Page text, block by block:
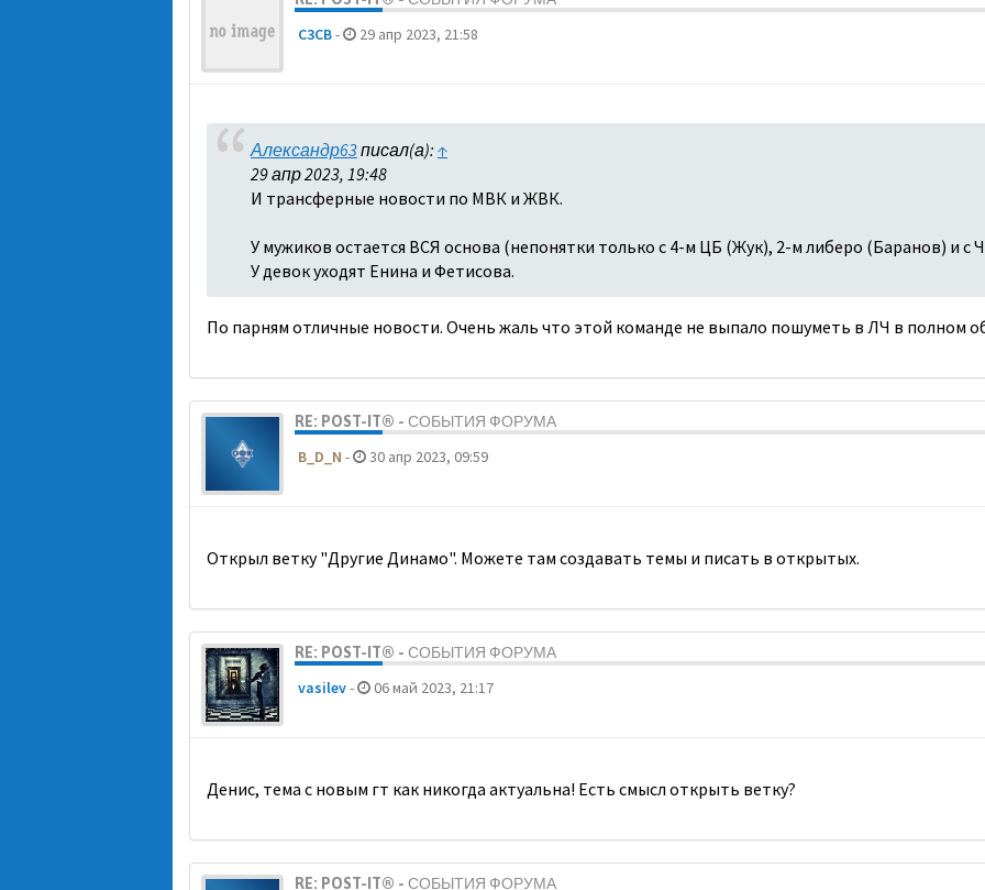
C3CB- 29 апр 2023, 21:58
Александр63писал(а): ↑
29 апр 2023, 19:48
И трансферные новости по МВК и ЖВК.
У мужиков остается ВСЯ основа (непонятки только с 4-м ЦБ (Жук), 2-м либеро (Баранов) и с
У девок уходят Енина и Фетисова.
По парням отличные новости. Очень жаль что этой команде не выпало пошуметь в ЛЧ в полном
RE: POST-IT® - СОБЫТИЯ ФОРУМА
B_D_N - 30 апр 2023, 09:59
Открыл ветку "Другие Динамо". Можете там создавать темы и писать в открытых.
RE: POST-IT® - СОБЫТИЯ ФОРУМА
vasilev- 06 май 2023, 21:17
Денис, тема с новым гт как никогда актуальна! Есть смысл открыть ветку?
RE: POST-IT® - СОБЫТИЯ ФОРУМА